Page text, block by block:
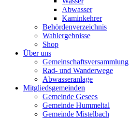
Abwasser
Kaminkehrer
Behördenverzeichnis
Wahlergebnisse
Shop
Über uns
Gemeinschaftsversammlung
Rad- und Wanderwege
Abwasseranlage
Mitgliedsgemeinden
Gemeinde Gesees
Gemeinde Hummeltal
Gemeinde Mistelbach